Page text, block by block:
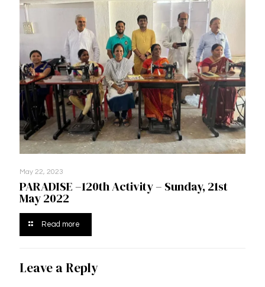
May 22, 2023
PARADISE –120th Activity – Sunday, 21st
May 2022
Read more
Leave a Reply